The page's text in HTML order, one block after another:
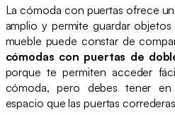
La cómoda con puertas ofrece
amplio y permite guardar
mueble puede constar de
cómodas con puertas de
porque te permiten acceder
cómoda, pero debes tener
espacio que las puertas